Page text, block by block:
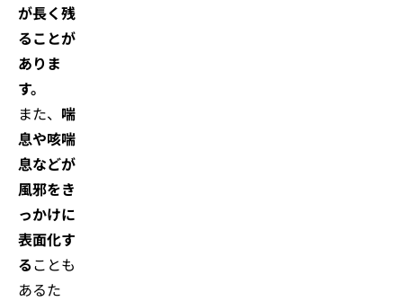
が長く残
ることが
ありま
す。
また、 喘
息や咳喘
息などが
風邪をき
っかけに
表面化す
ることも
あるた